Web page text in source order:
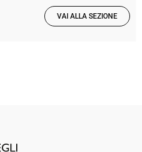
VAI ALLA SEZIONE